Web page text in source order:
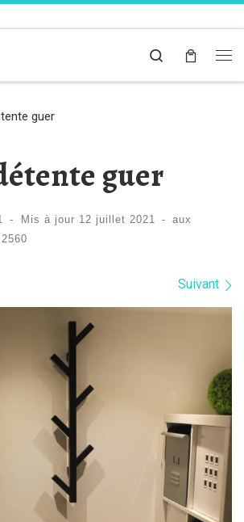
Search
guer
guer
- Mis à jour 12 juillet 2021 -
aux
dans les images
Suivant